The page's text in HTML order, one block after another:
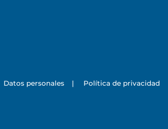
Datos personales | Política de privacidad